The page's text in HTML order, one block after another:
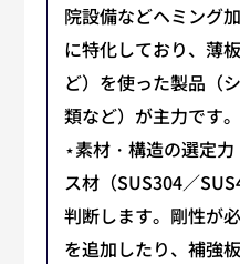
院設備などヘミング
に特化しており、薄
ど）を使った製品（
類など）が主力です。
⋆素材・構造の選定
ス材（SUS304／
判断します。剛性が
を追加したり、補強